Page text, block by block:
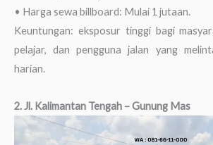
• Harga sewa billboard: Mulai 1 jutaan.
Keuntungan: eksposur tinggi bagi
pelajar, dan pengguna jalan yang
harian.
2. Jl. Kalimantan Tengah – Gunung Mas